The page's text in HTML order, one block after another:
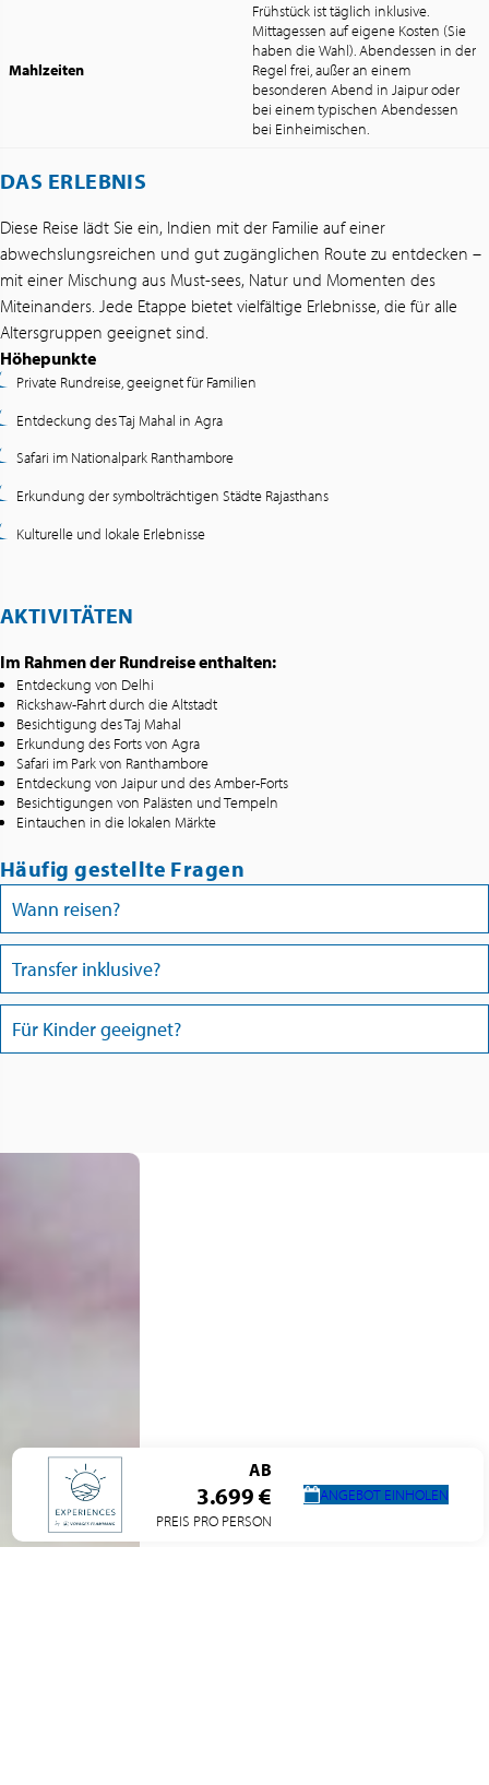
AB
3.699 €
PREIS PRO PERSON
ANGEBOT EINHOLEN
Mahlzeiten
Frühstück ist täglich inklusive.
Mittagessen auf eigene Kosten (Sie
haben die Wahl). Abendessen in der
Regel frei, außer an einem
besonderen Abend in Jaipur oder
bei einem typischen Abendessen
bei Einheimischen.
DAS ERLEBNIS
Diese Reise lädt Sie ein, Indien mit der Familie auf einer
abwechslungsreichen und gut zugänglichen Route zu entdecken –
mit einer Mischung aus Must-sees, Natur und Momenten des
Miteinanders. Jede Etappe bietet vielfältige Erlebnisse, die für alle
Altersgruppen geeignet sind.
Höhepunkte
Private Rundreise, geeignet für Familien
Entdeckung des Taj Mahal in Agra
Safari im Nationalpark Ranthambore
Erkundung der symbolträchtigen Städte Rajasthans
Kulturelle und lokale Erlebnisse
AKTIVITÄTEN
Im Rahmen der Rundreise enthalten:
Entdeckung von Delhi
Rickshaw-Fahrt durch die Altstadt
Besichtigung des Taj Mahal
Erkundung des Forts von Agra
Safari im Park von Ranthambore
Entdeckung von Jaipur und des Amber-Forts
Besichtigungen von Palästen und Tempeln
Eintauchen in die lokalen Märkte
Häufig gestellte Fragen
Wann reisen?
Transfer inklusive?
Für Kinder geeignet?